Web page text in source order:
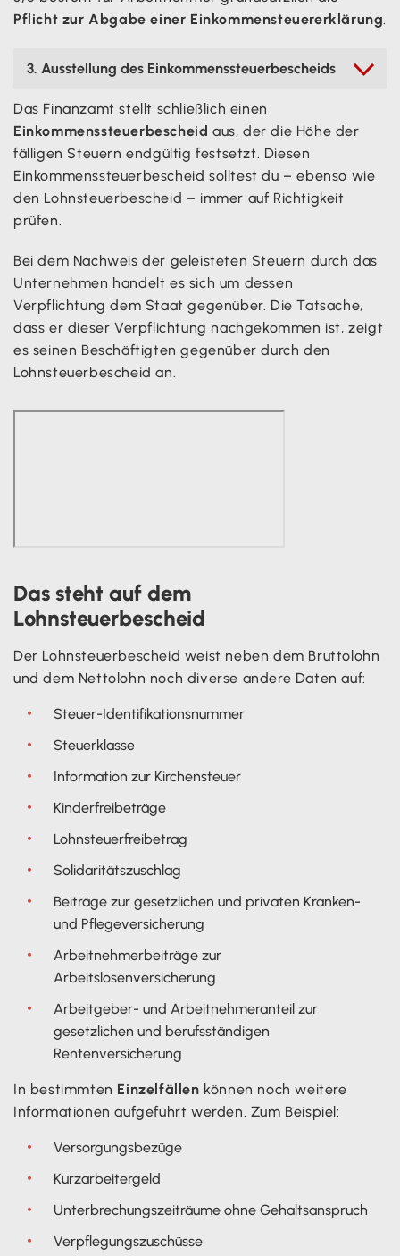
Pflicht zur Abgabe einer Einkommensteuererklärung.
3. Ausstellung des Einkommenssteuerbescheids 
Das Finanzamt stellt schließlich einen
Einkommenssteuerbescheid aus, der die Höhe der
fälligen Steuern endgültig festsetzt. Diesen
Einkommenssteuerbescheid solltest du – ebenso wie
den Lohnsteuerbescheid – immer auf Richtigkeit
prüfen.
Bei dem Nachweis der geleisteten Steuern durch das
Unternehmen handelt es sich um dessen
Verpflichtung dem Staat gegenüber. Die Tatsache,
dass er dieser Verpflichtung nachgekommen ist, zeigt
es seinen Beschäftigten gegenüber durch den
Lohnsteuerbescheid an.
Das steht auf dem
Lohnsteuerbescheid
Der Lohnsteuerbescheid weist neben dem Bruttolohn
und dem Nettolohn noch diverse andere Daten auf:
Steuer-Identifikationsnummer
Steuerklasse
Information zur Kirchensteuer
Kinderfreibeträge
Lohnsteuerfreibetrag
Solidaritätszuschlag
Beiträge zur gesetzlichen und privaten Kranken-
und Pflegeversicherung
Arbeitnehmerbeiträge zur
Arbeitslosenversicherung
Arbeitgeber- und Arbeitnehmeranteil zur
gesetzlichen und berufsständigen
Rentenversicherung
In bestimmten Einzelfällen können noch weitere
Informationen aufgeführt werden. Zum Beispiel:
Versorgungsbezüge
Kurzarbeitergeld
Unterbrechungszeiträume ohne Gehaltsanspruch
Verpflegungszuschüsse